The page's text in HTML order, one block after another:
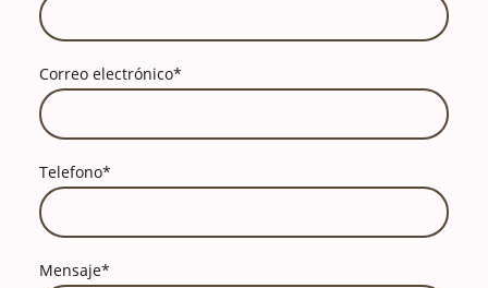
Correo electrónico*
Telefono*
Mensaje*